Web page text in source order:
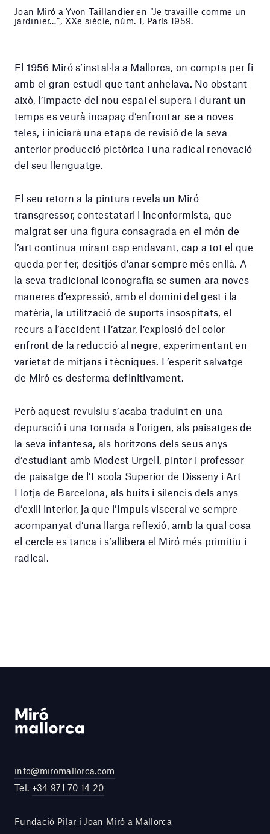
Joan Miró a Yvon Taillandier en “Je travaille comme un
jardinier…”, XXe siècle, núm. 1, París 1959.
El 1956 Miró s’instal·la a Mallorca, on compta per fi
amb el gran estudi que tant anhelava. No obstant
això, l’impacte del nou espai el supera i durant un
temps es veurà incapaç d’enfrontar-se a noves
teles, i iniciarà una etapa de revisió de la seva
anterior producció pictòrica i una radical renovació
del seu llenguatge.
El seu retorn a la pintura revela un Miró
transgressor, contestatari i inconformista, que
malgrat ser una figura consagrada en el món de
l’art continua mirant cap endavant, cap a tot el que
queda per fer, desitjós d’anar sempre més enllà. A
la seva tradicional iconografia se sumen ara noves
maneres d’expressió, amb el domini del gest i la
matèria, la utilització de suports insospitats, el
recurs a l’accident i l’atzar, l’explosió del color
enfront de la reducció al negre, experimentant en
varietat de mitjans i tècniques. L’esperit salvatge
de Miró es desferma definitivament.
Però aquest revulsiu s’acaba traduint en una
depuració i una tornada a l’origen, als paisatges de
la seva infantesa, als horitzons dels seus anys
d’estudiant amb Modest Urgell, pintor i professor
de paisatge de l’Escola Superior de Disseny i Art
Llotja de Barcelona, als buits i silencis dels anys
d’exili interior, ja que l’impuls visceral ve sempre
acompanyat d’una llarga reflexió, amb la qual cosa
el cercle es tanca i s’allibera el Miró més primitiu i
radical.
info@miromallorca.com
Tel. +34 971 70 14 20
Fundació Pilar i Joan Miró a Mallorca